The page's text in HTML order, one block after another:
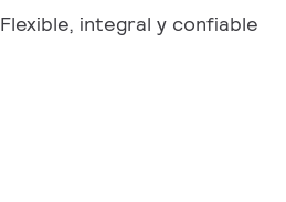
Flexible, integral y confiable